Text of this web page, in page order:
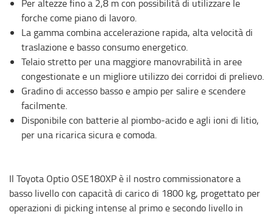
Per altezze fino a 2,8 m con possibilità di utilizzare le
forche come piano di lavoro.
La gamma combina accelerazione rapida, alta velocità di
traslazione e basso consumo energetico.
Telaio stretto per una maggiore manovrabilità in aree
congestionate e un migliore utilizzo dei corridoi di prelievo.
Gradino di accesso basso e ampio per salire e scendere
facilmente.
Disponibile con batterie al piombo-acido e agli ioni di litio,
per una ricarica sicura e comoda.
Il Toyota Optio OSE180XP è il nostro commissionatore a
basso livello con capacità di carico di 1800 kg, progettato per
operazioni di picking intense al primo e secondo livello in